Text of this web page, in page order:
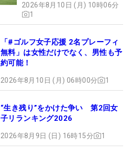
2026年8月10日 (月) 10時06分
1
「#ゴルフ女子応援 2名プレーフィ
無料」は女性だけでなく、男性も予
約可能！
2026年8月10日 (月) 06時00分 1
“生き残り”をかけた争い 第2回女
子リランキング2026
2026年8月9日 (日) 16時15分 1